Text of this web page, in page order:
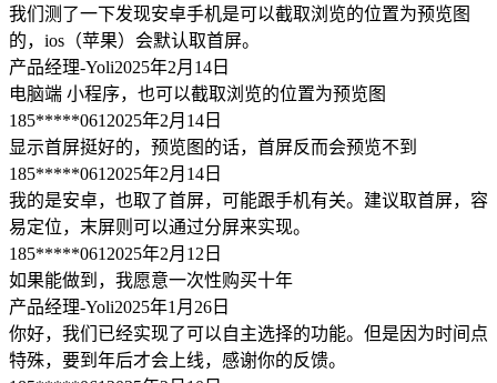
我们测了一下发现安卓手机是可以截取浏览的位置为预览图
的，ios（苹果）会默认取首屏。
产品经理-Yoli2025年2月14日
电脑端 小程序，也可以截取浏览的位置为预览图
185*****061 2025年2月14日
显示首屏挺好的，预览图的话，首屏反而会预览不到
185*****061 2025年2月14日
我的是安卓，也取了首屏，可能跟手机有关。建议取首屏，容
易定位，末屏则可以通过分屏来实现。
185*****061 2025年2月12日
如果能做到，我愿意一次性购买十年
产品经理-Yoli2025年1月26日
你好，我们已经实现了可以自主选择的功能。但是因为时间点
特殊，要到年后才会上线，感谢你的反馈。